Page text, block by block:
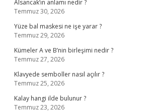
Alsancak’ın anlamı nedir ?
Temmuz 30, 2026
Yüze bal maskesi ne işe yarar ?
Temmuz 29, 2026
Kümeler A ve B’nin birleşimi nedir ?
Temmuz 27, 2026
Klavyede semboller nasıl açılır ?
Temmuz 25, 2026
Kalay hangi ilde bulunur ?
Temmuz 23, 2026